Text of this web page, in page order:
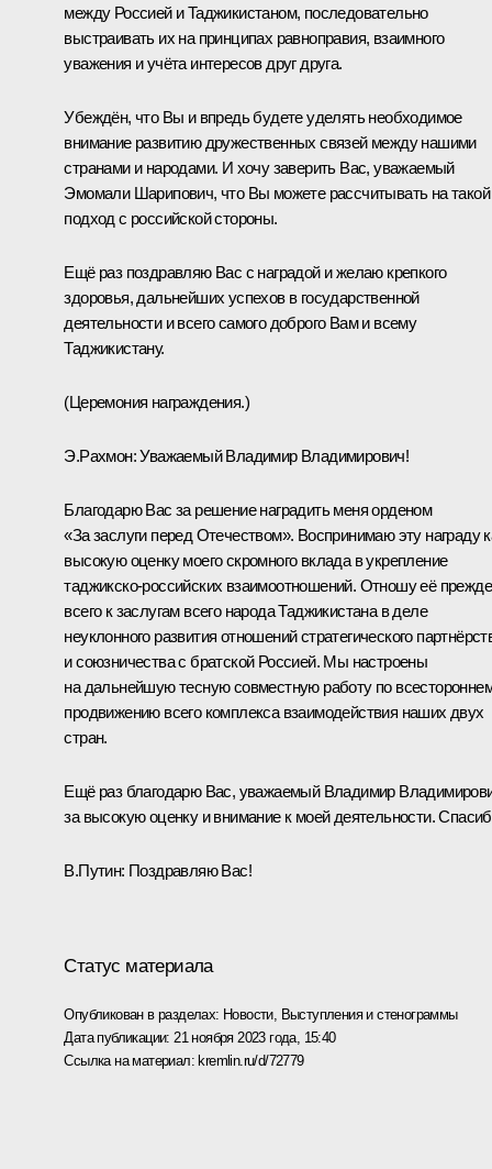
между Россией и Таджикистаном, последовательно
выстраивать их на принципах равноправия, взаимного
уважения и учёта интересов друг друга.
Убеждён, что Вы и впредь будете уделять необходимое
внимание развитию дружественных связей между нашими
странами и народами. И хочу заверить Вас, уважаемый
Эмомали Шарипович, что Вы можете рассчитывать на
подход с российской стороны.
Ещё раз поздравляю Вас с наградой и желаю крепкого
здоровья, дальнейших успехов в государственной
деятельности и всего самого доброго Вам и всему
Таджикистану.
(Церемония награждения.)
Э.Рахмон:Уважаемый Владимир Владимирович!
Благодарю Вас за решение наградить меня орденом
«За заслуги перед Отечеством». Воспринимаю эту награду
высокую оценку моего скромного вклада в укрепление
таджикско-российских взаимоотношений. Отношу её прежде
всего к заслугам всего народа Таджикистана в деле
неуклонного развития отношений стратегического
и союзничества с братской Россией. Мы настроены
на дальнейшую тесную совместную работу по
продвижению всего комплекса взаимодействия наших двух
стран.
Ещё раз благодарю Вас, уважаемый Владимир
за высокую оценку и внимание к моей деятельности.
В.Путин: Поздравляю Вас!
Статус материала
Опубликован в разделах: Новости, Выступления и стенограммы
Дата публикации: 21 ноября 2023 года, 15:40
Ссылка на материал: kremlin.ru/d/72779